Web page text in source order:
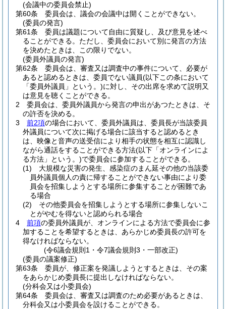
(会議中の委員会禁止)
第60条
委員会は、議会の会議中は開くことができない。
(委員の発言)
第61条
委員は議題について自由に質疑し、及び意見を述べ
ることができる。 ただし、委員会において別に発言の方法
を決めたときは、この限りでない。
(委員外議員の発言)
第62条
委員会は、審査又は調査中の事件について、必要が
あると認めるときは、委員でない議員(以下この条において
「委員外議員」という。)に対し、その出席を求めて説明又
は意見を聴くことができる。
2
委員会は、委員外議員から発言の申出があつたときは、そ
の許否を決める。
3
前2項の場合において、委員外議員は、委員長が当該委員
外議員について次に掲げる場合に該当すると認めるとき
は、映像と音声の送受信により相手の状態を相互に認識し
ながら通話をすることができる方法(以下「オンラインによ
る方法」という。)で委員会に参加することができる。
(1)
大規模な災害の発生、感染症のまん延その他の当該委
員外議員個人の責に帰することができない事由により委
員会を招集しようとする場所に参集することが困難であ
る場合
(2)
その他委員会を招集しようとする場所に参集しないこ
とがやむを得ないと認められる場合
4
前項の委員外議員が、オンラインによる方法で委員会に参
加することを希望するときは、あらかじめ委員長の許可を
得なければならない。
(令6議会規則1・令7議会規則3・一部改正)
(委員の議案修正)
第63条
委員が、修正案を発議しようとするときは、その案
をあらかじめ委員長に提出しなければならない。
(分科会又は小委員会)
第64条
委員会は、審査又は調査のため必要があるときは、
分科会又は小委員会を設けることができる。